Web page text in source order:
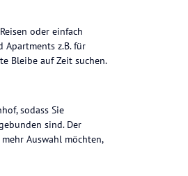
oder einfach
Apartments z.B. für
Bleibe auf Zeit suchen.
sodass Sie
sind. Der
Auswahl möchten,